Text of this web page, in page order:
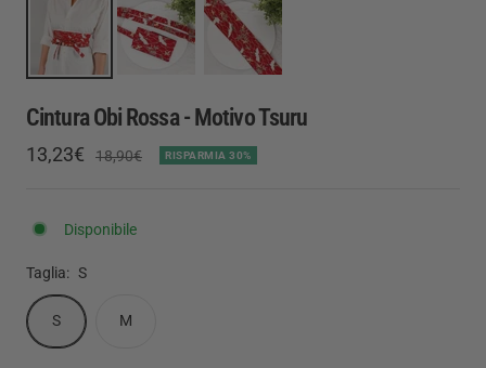
Cintura Obi Rossa - Motivo Tsuru
Prezzo
vendita
13,23€
Prezzo
18,90€ RISPARMIA 30%
Disponibile
Taglia: S
S M